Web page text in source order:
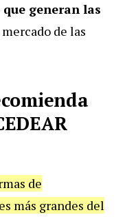
generan las
de las
de
más grandes del